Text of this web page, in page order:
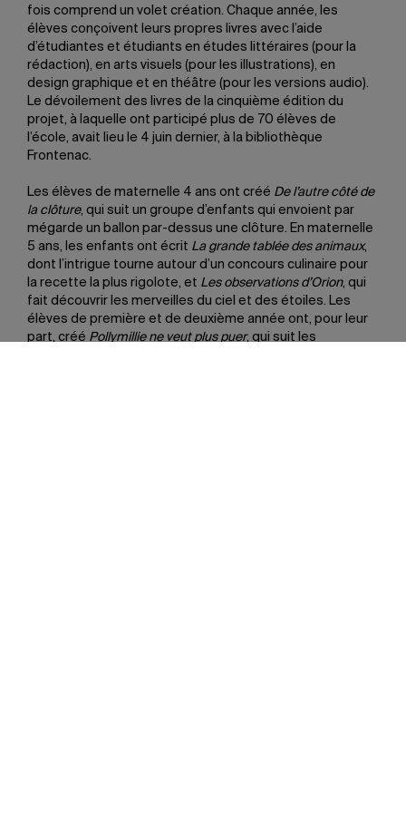
fois comprend un volet création. Chaque année, les
élèves conçoivent leurs propres livres avec l’aide
d’étudiantes et étudiants en études littéraires (pour la
rédaction), en arts visuels (pour les illustrations), en
design graphique et en théâtre (pour les versions audio).
Le dévoilement des livres de la cinquième édition du
projet, à laquelle ont participé plus de 70 élèves de
l’école, avait lieu le 4 juin dernier, à la bibliothèque
Frontenac.
Les élèves de maternelle 4 ans ont créé De l’autre côté de
la clôture, qui suit un groupe d’enfants qui envoient par
mégarde un ballon par-dessus une clôture. En maternelle
5 ans, les enfants ont écrit La grande tablée des animaux,
dont l’intrigue tourne autour d’un concours culinaire pour
la recette la plus rigolote, et Les observations d’Orion, qui
fait découvrir les merveilles du ciel et des étoiles. Les
élèves de première et de deuxième année ont, pour leur
part, créé Pollymillie ne veut plus puer, qui suit les